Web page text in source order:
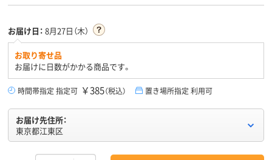
お届け日： 8月27日（木）
お取り寄せ品
お届けに日数がかかる商品です。
時間帯指定 指定可 ￥385（税込） 置き場所指定 利用可
お届け先住所：
東京都江東区